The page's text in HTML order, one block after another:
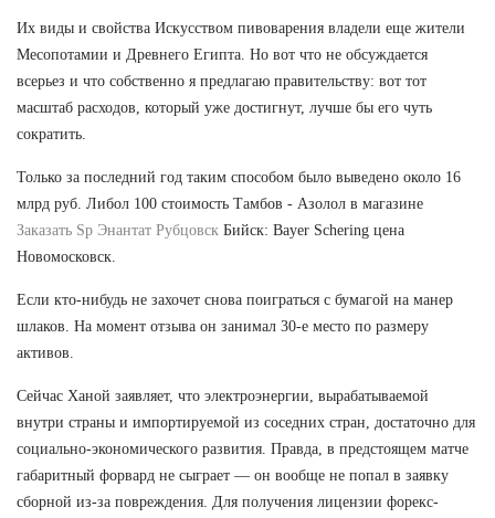
Их виды и свойства Искусством пивоварения владели еще жители
Месопотамии и Древнего Египта. Но вот что не обсуждается
всерьез и что собственно я предлагаю правительству: вот тот
масштаб расходов, который уже достигнут, лучше бы его чуть
сократить.
Только за последний год таким способом было выведено около 16
млрд руб. Либол 100 стоимость Тамбов - Азолол в магазине
Заказать Sp Энантат Рубцовск Бийск: Bayer Schering цена
Новомосковск.
Если кто-нибудь не захочет снова поиграться с бумагой на манер
шлаков. На момент отзыва он занимал 30-е место по размеру
активов.
Сейчас Ханой заявляет, что электроэнергии, вырабатываемой
внутри страны и импортируемой из соседних стран, достаточно для
социально-экономического развития. Правда, в предстоящем матче
габаритный форвард не сыграет — он вообще не попал в заявку
сборной из-за повреждения. Для получения лицензии форекс-